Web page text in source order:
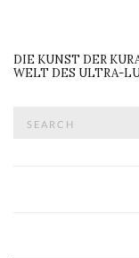
DIE KUNST DER
WELT DES ULTRA-